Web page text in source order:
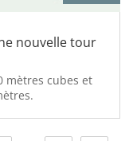
nouvelle tour
mètres cubes et